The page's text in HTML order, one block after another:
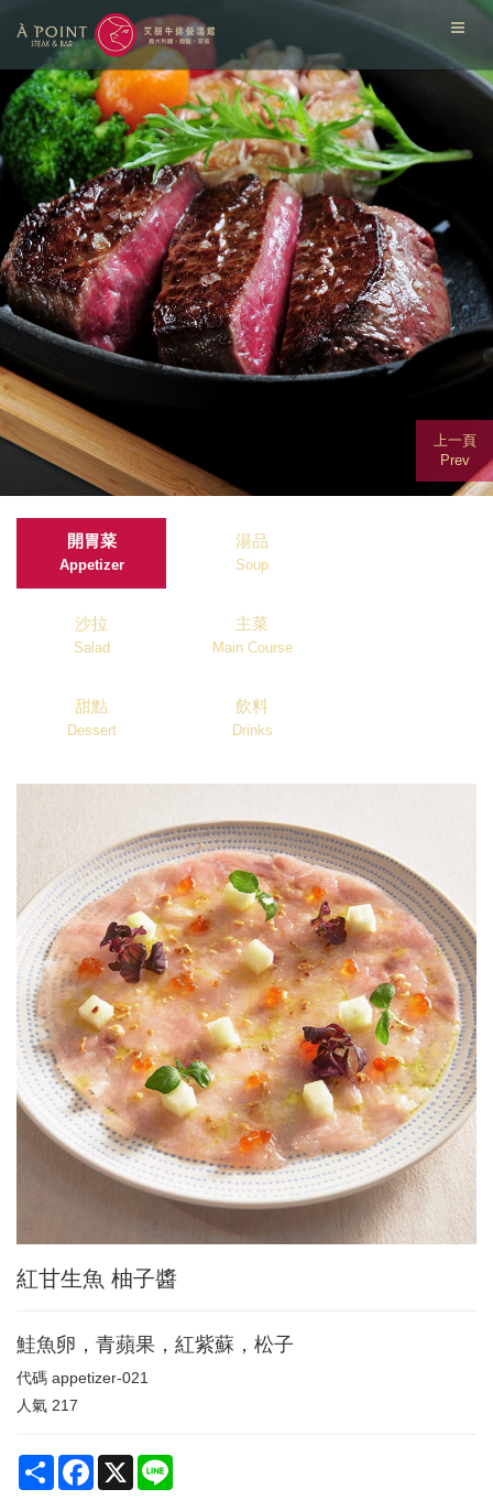
開胃菜
Appetizer
湯品
Soup
沙拉
Salad
主菜
Main Course
甜點
Dessert
飲料
Drinks
上一頁
Prev
紅甘生魚 柚子醬
鮭魚卵，青蘋果，紅紫蘇，松子
代碼 appetizer-021
人氣 217
Share Facebook
X